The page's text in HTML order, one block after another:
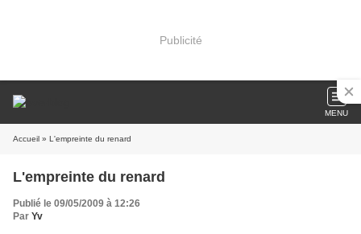
Publicité
MENU
Accueil » L'empreinte du renard
L'empreinte du renard
Publié le 09/05/2009 à 12:26
Par Yv